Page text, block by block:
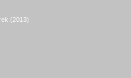
(2013)